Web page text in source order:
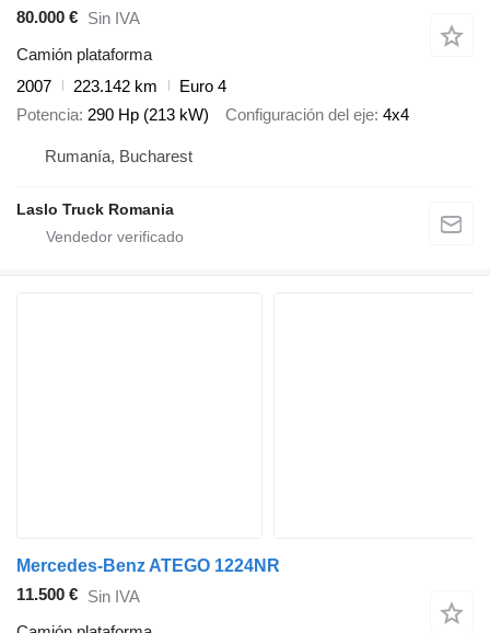
80.000 € Sin IVA
Camión plataforma
2007
223.142 km
Euro 4
Potencia 290 Hp (213 kW) Configuración del eje 4x4
Rumanía, Bucharest
Laslo Truck Romania
Mercedes-Benz ATEGO 1224NR
11.500 € Sin IVA